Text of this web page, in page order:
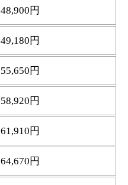
48,900円
49,180円
55,650円
58,920円
61,910円
64,670円